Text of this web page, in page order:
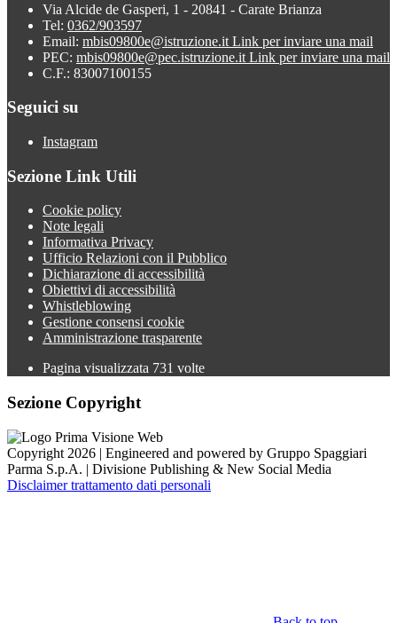
Via Alcide de Gasperi, 1 - 20841 - Carate Brianza
Tel: 0362/903597
Email: mbis09800e@istruzione.it Link per inviare una mail
PEC: mbis09800e@pec.istruzione.it Link per inviare una mail
C.F.: 83007100155
Seguici su
Instagram
Sezione Link Utili
Cookie policy
Note legali
Informativa Privacy
Ufficio Relazioni con il Pubblico
Dichiarazione di accessibilità
Obiettivi di accessibilità
Whistleblowing
Gestione consensi cookie
Amministrazione trasparente
Pagina visualizzata 731 volte
Sezione Copyright
Copyright 2026 | Engineered and powered by Gruppo Spaggiari
Parma S.p.A. | Divisione Publishing & New Social Media
Disclaimer trattamento dati personali